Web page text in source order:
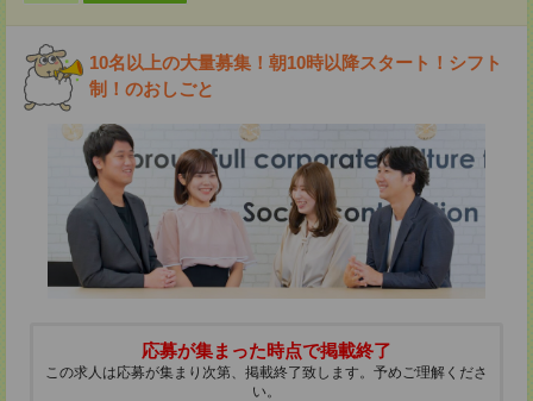
10名以上の大量募集！朝10時以降スタート！シフト
制！のおしごと
応募が集まった時点で掲載終了
この求人は応募が集まり次第、掲載終了致します。予めご理解くださ
い。